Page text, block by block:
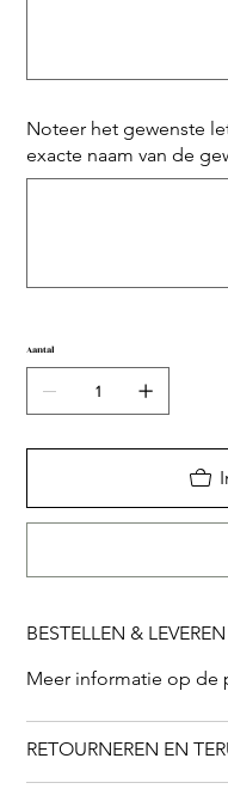
Noteer het gewenste
exacte naam van de
Aantal
BESTELLEN & LEVEREN
Meer informatie op de
RETOURNEREN EN